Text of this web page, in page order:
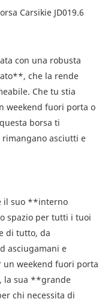
Carsikie JD019.6
con una robusta
che la rende
Che tu stia
weekend fuori porta o
borsa ti
asciutti e
il suo **interno
spazio per tutti i tuoi
di tutto, da
asciugamani e
weekend fuori porta
la sua **grande
chi necessita di